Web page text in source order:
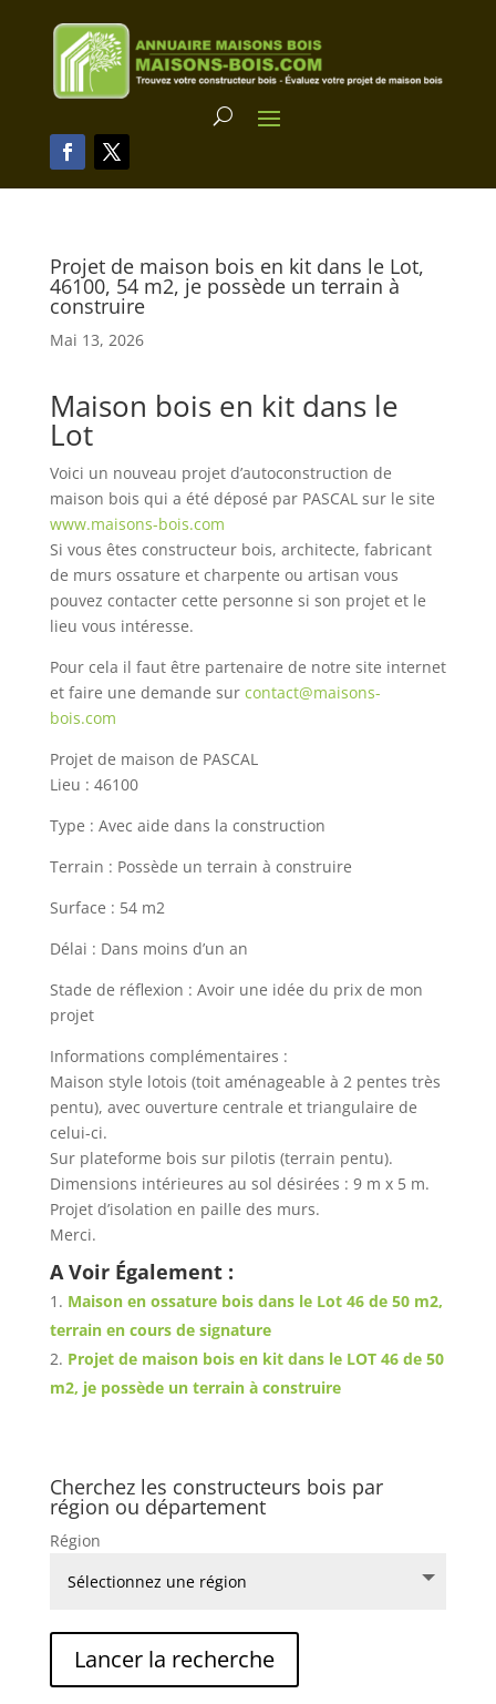
Projet de maison bois en kit dans le Lot,
46100, 54 m2, je possède un terrain à
construire
Mai 13, 2026
Maison bois en kit dans le
Lot
Voici un nouveau projet d’autoconstruction de
maison bois qui a été déposé par PASCAL sur le site
www.maisons-bois.com
Si vous êtes constructeur bois, architecte, fabricant
de murs ossature et charpente ou artisan vous
pouvez contacter cette personne si son projet et le
lieu vous intéresse.
Pour cela il faut être partenaire de notre site internet
et faire une demande sur contact@maisons-
bois.com
Projet de maison de PASCAL
Lieu : 46100
Type : Avec aide dans la construction
Terrain : Possède un terrain à construire
Surface : 54 m2
Délai : Dans moins d’un an
Stade de réflexion : Avoir une idée du prix de mon
projet
Informations complémentaires :
Maison style lotois (toit aménageable à 2 pentes très
pentu), avec ouverture centrale et triangulaire de
celui-ci.
Sur plateforme bois sur pilotis (terrain pentu).
Dimensions intérieures au sol désirées : 9 m x 5 m.
Projet d’isolation en paille des murs.
Merci.
A Voir Également :
Maison en ossature bois dans le Lot 46 de 50 m2,
terrain en cours de signature
Projet de maison bois en kit dans le LOT 46 de 50
m2, je possède un terrain à construire
Cherchez les constructeurs bois par
région ou département
Région